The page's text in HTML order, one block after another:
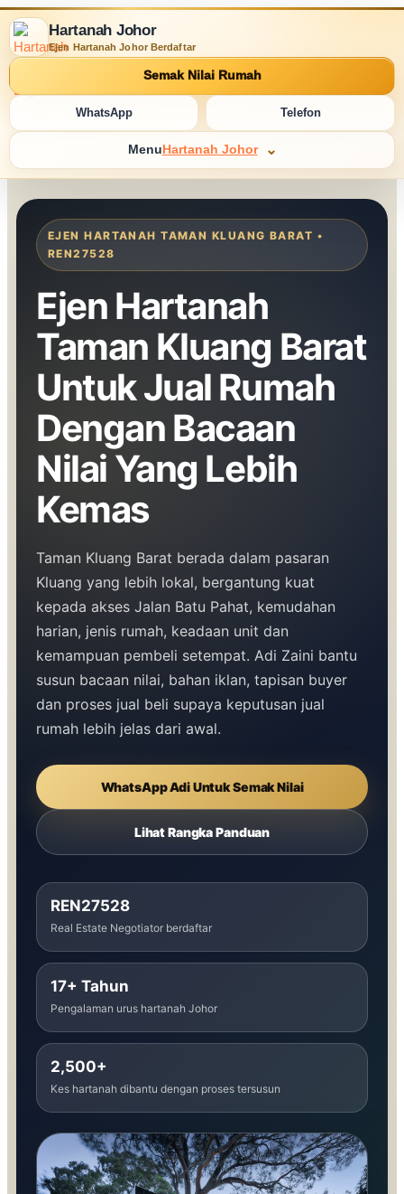
Hartanah Johor
Ejen Hartanah Johor Berdaftar
Semak Nilai Rumah
WhatsApp Telefon
Menu Hartanah Johor
EJEN HARTANAH TAMAN KLUANG BARAT •
REN27528
Ejen Hartanah
Taman Kluang Barat
Untuk Jual Rumah
Dengan Bacaan
Nilai Yang Lebih
Kemas
Taman Kluang Barat berada dalam pasaran
Kluang yang lebih lokal, bergantung kuat
kepada akses Jalan Batu Pahat, kemudahan
harian, jenis rumah, keadaan unit dan
kemampuan pembeli setempat. Adi Zaini bantu
susun bacaan nilai, bahan iklan, tapisan buyer
dan proses jual beli supaya keputusan jual
rumah lebih jelas dari awal.
WhatsApp Adi Untuk Semak Nilai
Lihat Rangka Panduan
REN27528
Real Estate Negotiator berdaftar
17+ Tahun
Pengalaman urus hartanah Johor
2,500+
Kes hartanah dibantu dengan proses tersusun